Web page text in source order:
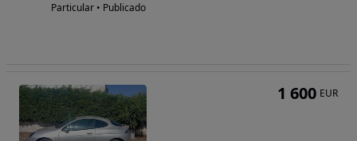
Particular • Publicado
1 600 EUR